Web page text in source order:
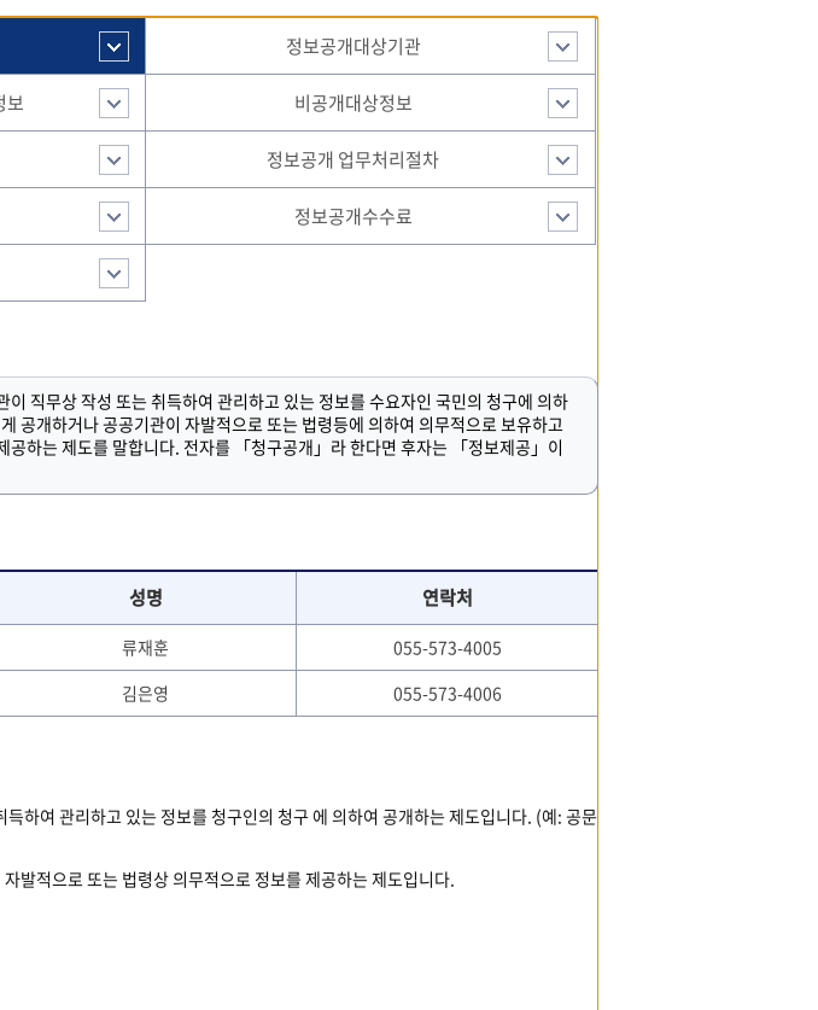
정보공개대상기관
보 비공개대상정보
정보공개 업무처리절차
정보공개수수료
이 직무상 작성 또는 취득하여 관리하고 있는 정보를 수요자인 국민의 청구에 의하
공개하거나 공공기관이 자발적으로 또는 법령등에 의하여 의무적으로 보유하고
공하는 제도를 말합니다. 전자를 「청구공개」라 한다면 후자는 「정보제공」이
성명 연락처
류재훈
055-573-4005
김은영 055-573-4006
하여 관리하고 있는 정보를 청구인의 청구 에 의하여 공개하는 제도입니다. (예: 공문
발적으로 또는 법령상 의무적으로 정보를 제공하는 제도입니다.